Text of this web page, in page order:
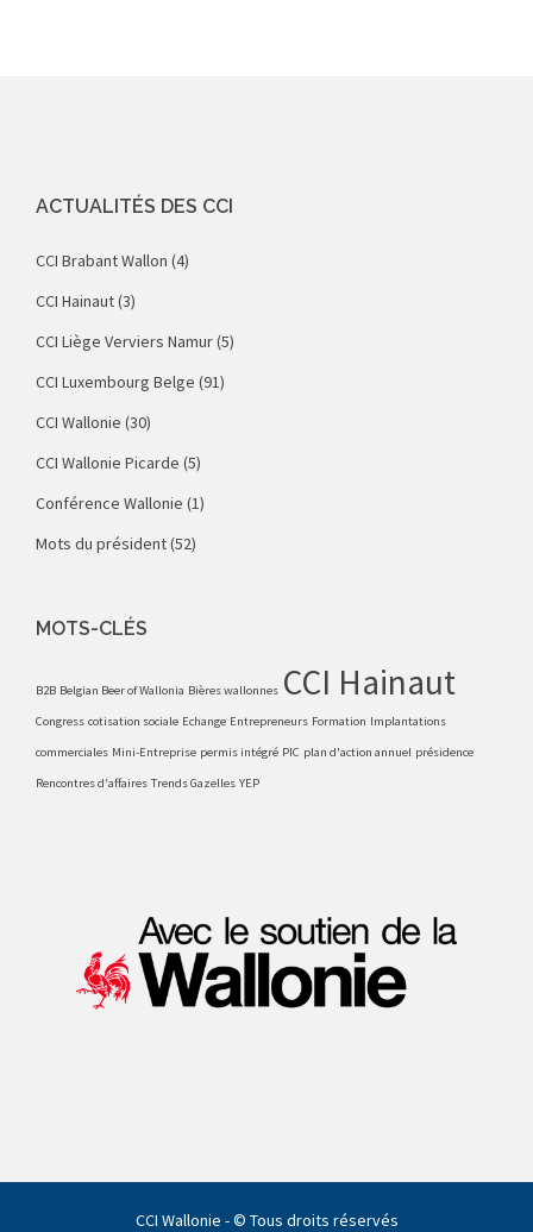
ACTUALITÉS DES CCI
CCI Brabant Wallon (4)
CCI Hainaut(3)
CCI Liège Verviers Namur(5)
CCI Luxembourg Belge (91)
CCI Wallonie (30)
CCI Wallonie Picarde (5)
Conférence Wallonie (1)
Mots du président(52)
MOTS-CLÉS
B2B Belgian Beer of Wallonia Bières wallonnes CCI Hainaut
Congress cotisation sociale Echange Entrepreneurs Formation Implantations
commerciales Mini-Entreprise permis intégré PIC plan d'action annuel présidence
Rencontres d'affaires Trends Gazelles YEP
CCI Wallonie - © Tous droits réservés